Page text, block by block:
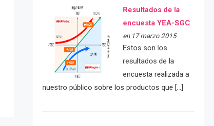
Resultados de la
encuesta YEA-SGC
en 17 marzo 2015
Estos son los
resultados de la
encuesta realizada a
nuestro público sobre los productos que […]